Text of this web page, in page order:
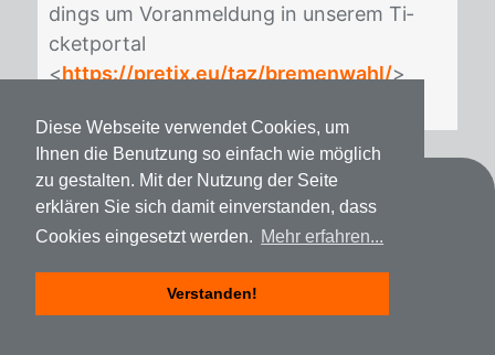
Diese Webseite verwendet Cookies, um
Ihnen die Benutzung so einfach wie möglich
zu gestalten. Mit der Nutzung der Seite
erklären Sie sich damit einverstanden, dass
Cookies eingesetzt werden. Mehr erfahren...
Verstanden!
dings um Vor­an­mel­dung in un­se­rem Ti­
cket­por­tal
<https://pretix.eu/taz/bremenwahl/>
Kontakt
Datenschutz